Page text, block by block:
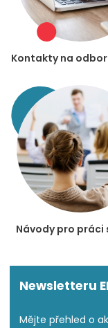
Kontakty na
Návody pro práci
Newsletteru
Mějte přehled o